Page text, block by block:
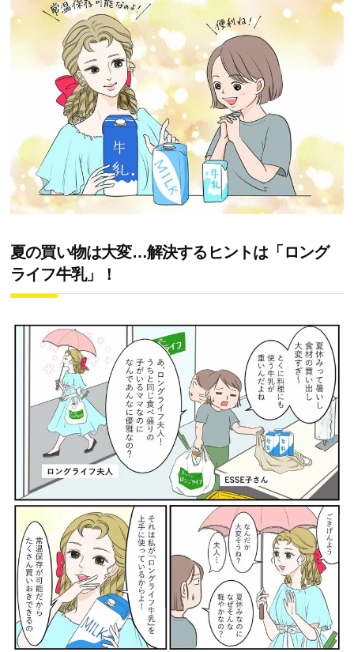
夏の買い物は大変…解決するヒントは「ロング
ライフ牛乳」！